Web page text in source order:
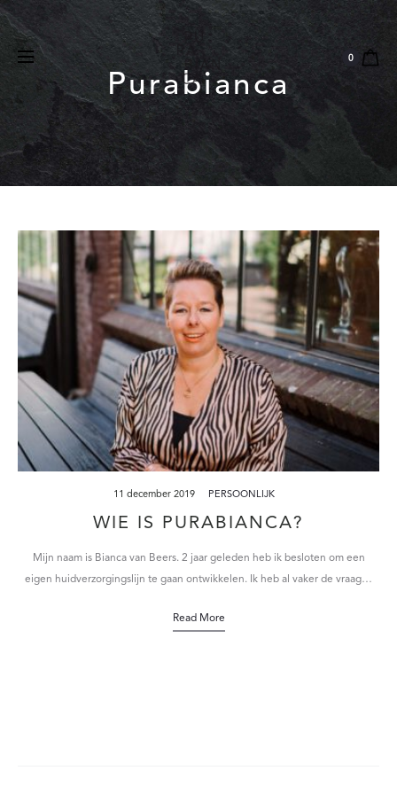
Natuurlijk Vegan
Dierproefvrij 0
Purabianca
11 december 2019 PERSOONLIJK
WIE IS PURABIANCA?
Mijn naam is Bianca van Beers. 2 jaar geleden heb ik besloten om een
eigen huidverzorgingslijn te gaan ontwikkelen. Ik heb al vaker de vraag…
Read More